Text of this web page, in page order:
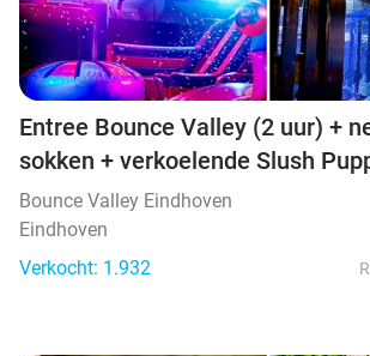
Entree Bounce Valley (2 uur) +
sokken + verkoelende Slush
Bounce Valley Eindhoven
Eindhoven
Verkocht: 1.932